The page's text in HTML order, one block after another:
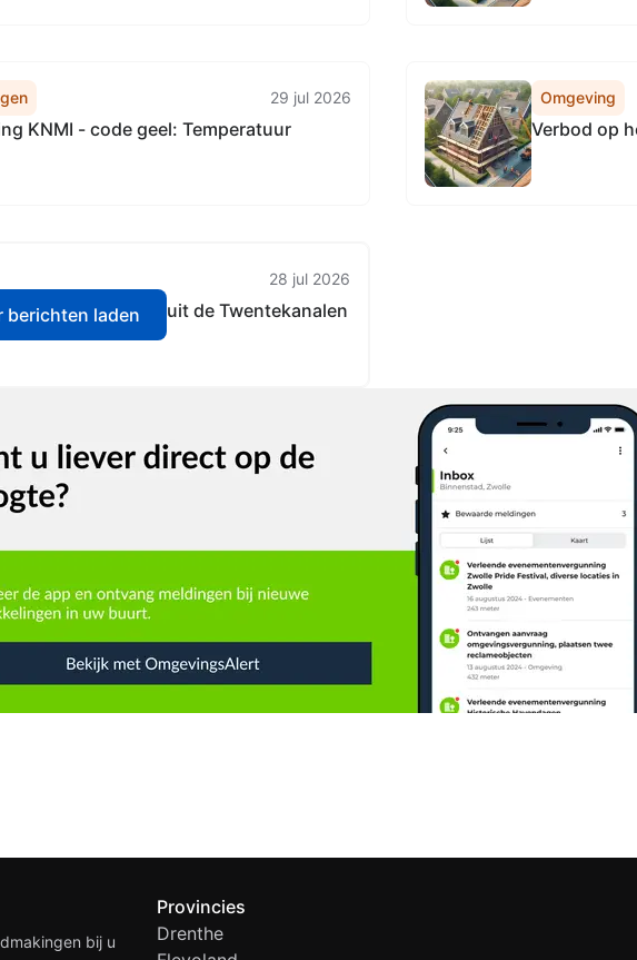
29 jul 2026
KNMI - code geel: Temperatuur
Omgeving
Verbod op
28 jul 2026
van water uit de Twentekanalen
berichten laden
bij u
Provincies
Drenthe